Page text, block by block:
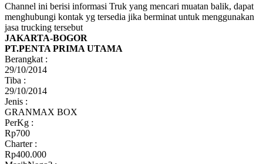
Channel ini berisi informasi Truk yang mencari muatan balik, dapat
menghubungi kontak yg tersedia jika berminat untuk menggunakan
jasa trucking tersebut
JAKARTA-BOGOR
PT.PENTA PRIMA UTAMA
Berangkat :
29/10/2014
Tiba :
29/10/2014
Jenis :
GRANMAX BOX
PerKg :
Rp700
Charter :
Rp400.000